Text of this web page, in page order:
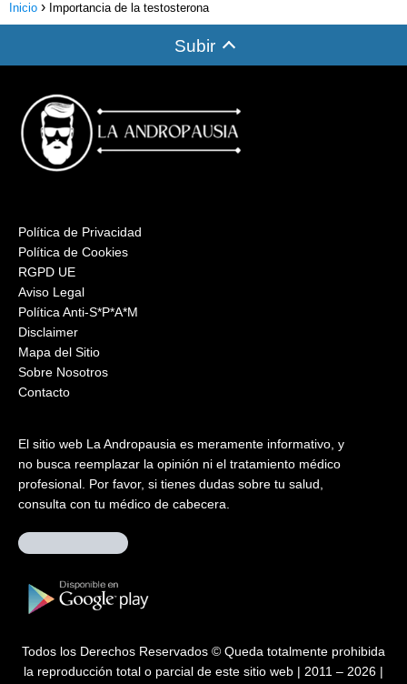
Inicio Importancia de la testosterona
Subir
Política de Privacidad
Política de Cookies
RGPD UE
Aviso Legal
Política Anti-S*P*A*M
Disclaimer
Mapa del Sitio
Sobre Nosotros
Contacto
El sitio web La Andropausia es meramente informativo, y
no busca reemplazar la opinión ni el tratamiento médico
profesional. Por favor, si tienes dudas sobre tu salud,
consulta con tu médico de cabecera.
Todos los Derechos Reservados © Queda totalmente prohibida
la reproducción total o parcial de este sitio web | 2011 – 2026 |